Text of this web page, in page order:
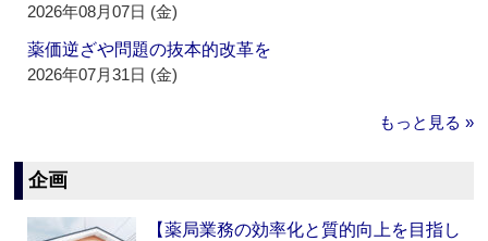
2026年08月07日 (金)
薬価逆ざや問題の抜本的改革を
2026年07月31日 (金)
もっと見る »
企画
【薬局業務の効率化と質的向上を目指し